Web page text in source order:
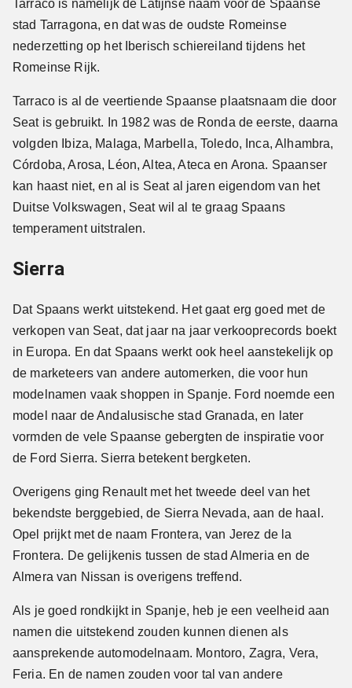
Tarraco is namelijk de Latijnse naam voor de Spaanse
stad Tarragona, en dat was de oudste Romeinse
nederzetting op het Iberisch schiereiland tijdens het
Romeinse Rijk.
Tarraco is al de veertiende Spaanse plaatsnaam die door
Seat is gebruikt. In 1982 was de Ronda de eerste, daarna
volgden Ibiza, Malaga, Marbella, Toledo, Inca, Alhambra,
Córdoba, Arosa, Léon, Altea, Ateca en Arona. Spaanser
kan haast niet, en al is Seat al jaren eigendom van het
Duitse Volkswagen, Seat wil al te graag Spaans
temperament uitstralen.
Sierra
Dat Spaans werkt uitstekend. Het gaat erg goed met de
verkopen van Seat, dat jaar na jaar verkooprecords boekt
in Europa. En dat Spaans werkt ook heel aanstekelijk op
de marketeers van andere automerken, die voor hun
modelnamen vaak shoppen in Spanje. Ford noemde een
model naar de Andalusische stad Granada, en later
vormden de vele Spaanse gebergten de inspiratie voor
de Ford Sierra. Sierra betekent bergketen.
Overigens ging Renault met het tweede deel van het
bekendste berggebied, de Sierra Nevada, aan de haal.
Opel prijkt met de naam Frontera, van Jerez de la
Frontera. De gelijkenis tussen de stad Almeria en de
Almera van Nissan is overigens treffend.
Als je goed rondkijkt in Spanje, heb je een veelheid aan
namen die uitstekend zouden kunnen dienen als
aansprekende automodelnaam. Montoro, Zagra, Vera,
Feria. En de namen zouden voor tal van andere